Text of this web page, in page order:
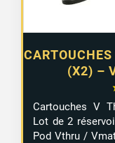
(X2) –
Cartouches V
Lot de 2
Pod Vthru /